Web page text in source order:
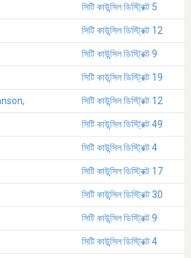
সিটি কাউন্সিল ডিস্ট্রিক্ট 5
সিটি কাউন্সিল ডিস্ট্রিক্ট 12
সিটি কাউন্সিল ডিস্ট্রিক্ট 9
সিটি কাউন্সিল ডিস্ট্রিক্ট 19
সিটি কাউন্সিল ডিস্ট্রিক্ট 12
সিটি কাউন্সিল ডিস্ট্রিক্ট 49
সিটি কাউন্সিল ডিস্ট্রিক্ট 4
সিটি কাউন্সিল ডিস্ট্রিক্ট 17
সিটি কাউন্সিল ডিস্ট্রিক্ট 30
সিটি কাউন্সিল ডিস্ট্রিক্ট 9
সিটি কাউন্সিল ডিস্ট্রিক্ট 4